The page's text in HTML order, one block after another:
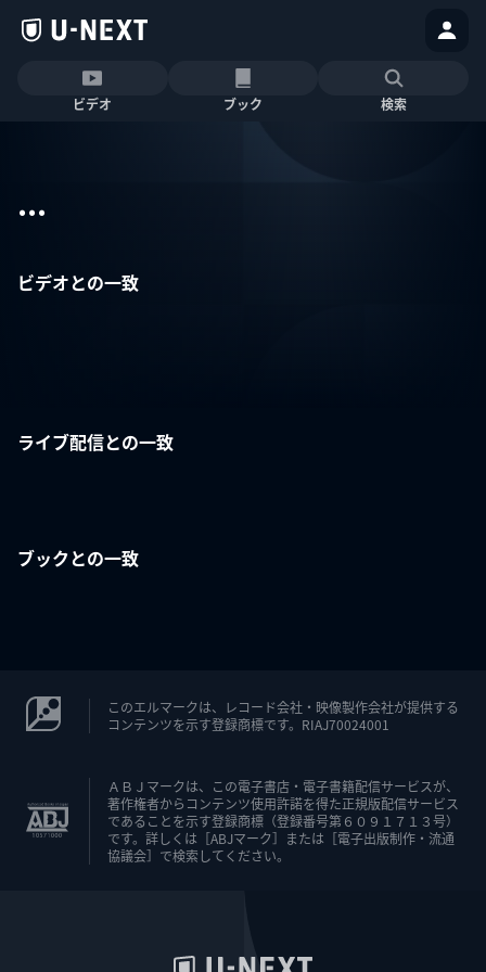
ビデオ ブック 検索
...
ビデオとの一致
ライブ配信との一致
ブックとの一致
このエルマークは、レコード会社・映像製作会社が提供する
コンテンツを示す登録商標です。RIAJ70024001
ＡＢＪマークは、この電子書店・電子書籍配信サービスが、
著作権者からコンテンツ使用許諾を得た正規版配信サービス
であることを示す登録商標（登録番号第６０９１７１３号）
です。詳しくは［ABJマーク］または［電子出版制作・流通
協議会］で検索してください。